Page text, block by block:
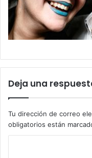
Deja una
Tu dirección de correo
obligatorios están